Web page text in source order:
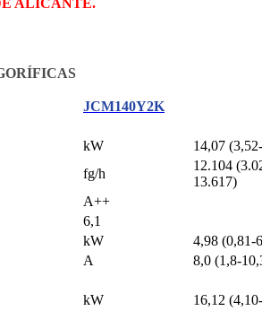
JCM140Y2K
kW
14,07
fg/h
12.104
13.617)
A++
6,1
kW
4,98 (0,81-
A
8,0 (1,8-
kW
16,12